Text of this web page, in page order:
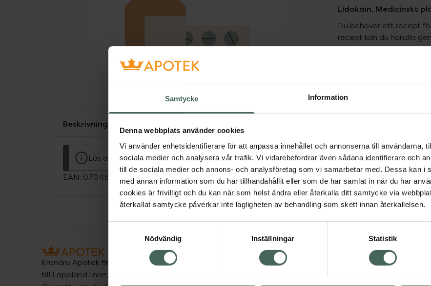
Samtycke Information
Denna webbplats använder cookies
Vi använder enhetsidentifierare för att anpassa innehållet och annonserna till användarna,
sociala medier och analysera vår trafik. Vi vidarebefordrar även sådana identifierare och
till de sociala medier och annons- och analysföretag som vi samarbetar med. Dessa kan i
med annan information som du har tillhandahållit eller som de har samlat in när du har
cookies är frivilligt och du kan när som helst ändra eller återkalla ditt samtycke via
återkallat samtycke påverkar inte lagligheten av behandling som skett innan återkallelsen.
Nödvändig
Inställningar Statistik
Lidokain, Medicinskt
Du behöver ett recept
recept kan du handla
Aktuella erbjudanden
Beskrivning
Läs alltid bipacksedeln innan användning.
EAN: 07046260441170
Kronans Apotek finns här för dig. Du hittar oss från Skåne i syd
till Lappland i norr, och online i mobilen och på datorn.
Vanliga frågor